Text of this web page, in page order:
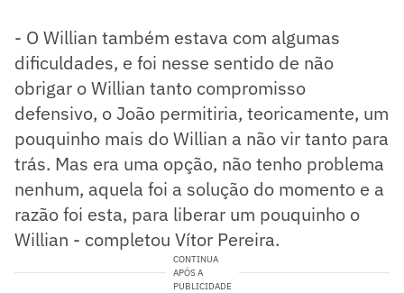
- O Willian também estava com algumas
dificuldades, e foi nesse sentido de não
obrigar o Willian tanto compromisso
defensivo, o João permitiria, teoricamente, um
pouquinho mais do Willian a não vir tanto para
trás. Mas era uma opção, não tenho problema
nenhum, aquela foi a solução do momento e a
razão foi esta, para liberar um pouquinho o
Willian - completou Vítor Pereira.
CONTINUA
APÓS A
PUBLICIDADE